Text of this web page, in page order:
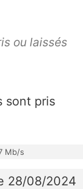
ou laissés
sont pris
Mb/s
28/08/2024